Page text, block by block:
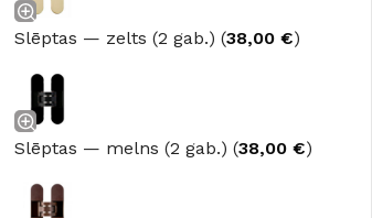
Grīdas segumi
Skatīt
SEGUMI
grīdas no masīvkoka
grīdas
Slēptas — zelts (2 gab.) (38,00 €)
Slēptas — melns (2 gab.) (38,00 €)